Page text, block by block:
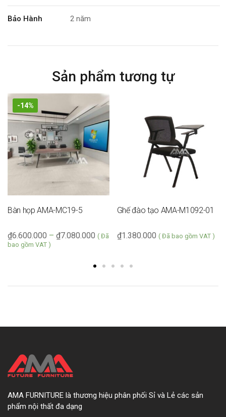
Bảo Hành 2 năm
Sản phẩm tương tự
-14%
Bàn họp AMA-MC19-5
6.600.000
₫ – 7.080.000
₫
( Đã
bao gồm VAT )
Ghế đào tạo AMA-M1092-01
1.380.000
₫ ( Đã bao gồm VAT )
AMA FURNITURE là thương hiệu phân phối Sỉ và Lẻ các sản
phẩm nội thất đa dạng